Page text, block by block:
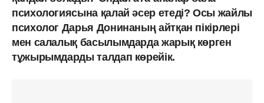
психологиясына қалай әсер етеді? Осы жайлы
психолог Дарья Донинаның айтқан пікірлері
мен салалық басылымдарда жарық көрген
тұжырымдарды талдап көрейік.